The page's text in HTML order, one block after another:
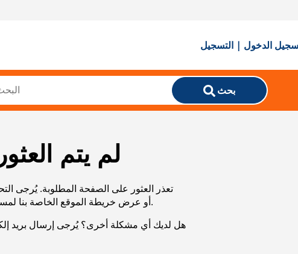
الدخول | التسجيل
بحث
لم يتم
تعذر العثور على الصفحة المطلوبة. يُرجى
URL، أو عرض خريطة الموقع الخاصة بنا لمساعدتك في العثور على ما تريد.
هل لديك أي مشكلة أخرى؟ يُرجى إرسال بريد